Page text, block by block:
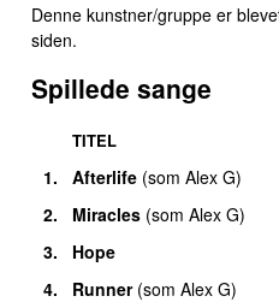
Denne kunstner/gruppe er
siden.
Spillede sange
TITEL
1. Afterlife (som Alex G)
2.
Miracles (som Alex G)
3.
Hope
4.
Runner (som Alex G)